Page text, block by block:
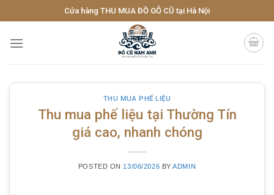
to
content
Cửa hàng THU MUA ĐỒ GỖ CŨ tại Hà Nội
THU MUA PHẾ LIỆU
Thu mua phế liệu tại Thường Tín
giá cao, nhanh chóng
POSTED ON 13/06/2026 BYADMIN